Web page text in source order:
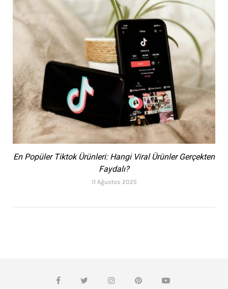
En Popüler Tiktok Ürünleri: Hangi Viral Ürünler Gerçekten
Faydalı?
11 Ağustos 2025